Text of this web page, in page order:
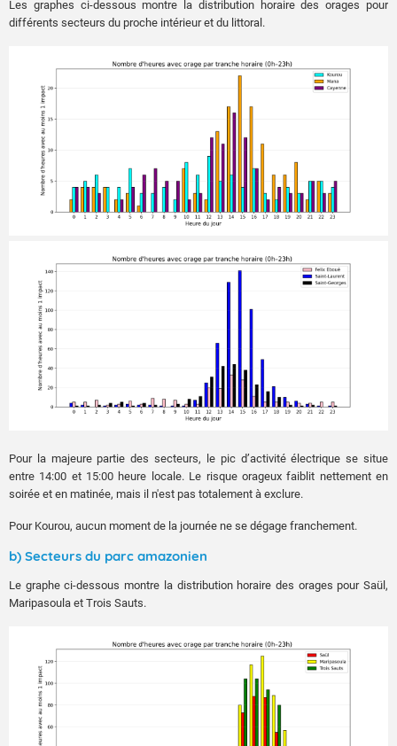
Les graphes ci-dessous montre la distribution horaire des orages pour
différents secteurs du proche intérieur et du littoral.
Pour la majeure partie des secteurs, le pic d’activité électrique se situe
entre 14:00 et 15:00 heure locale. Le risque orageux faiblit nettement en
soirée et en matinée, mais il n'est pas totalement à exclure.
Pour Kourou, aucun moment de la journée ne se dégage franchement.
b) Secteurs du parc amazonien
Le graphe ci-dessous montre la distribution horaire des orages pour Saül,
Maripasoula et Trois Sauts.